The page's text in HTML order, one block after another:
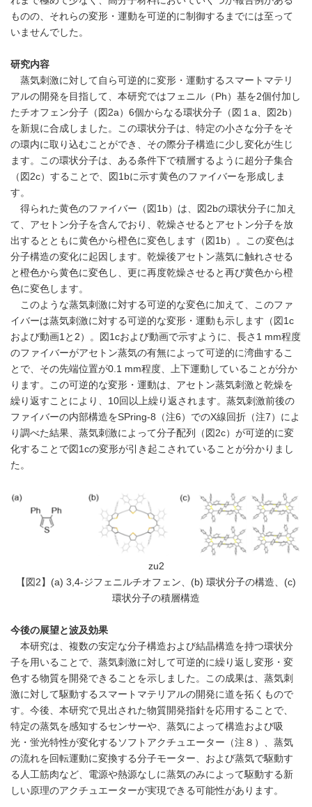
ものの、それらの変形・運動を可逆的に制御するまでには至って
いませんでした。
研究内容
蒸気刺激に対して自ら可逆的に変形・運動するスマートマテリ
アルの開発を目指して、本研究ではフェニル（Ph）基を2個付加し
たチオフェン分子（図2a）6個からなる環状分子（図１a、図2b）
を新規に合成しました。この環状分子は、特定の小さな分子をそ
の環内に取り込むことができ、その際分子構造に少し変化が生じ
ます。この環状分子は、ある条件下で積層するように超分子集合
（図2c）することで、図1bに示す黄色のファイバーを形成しま
す。
得られた黄色のファイバー（図1b）は、図2bの環状分子に加え
て、アセトン分子を含んでおり、乾燥させるとアセトン分子を放
出するとともに黄色から橙色に変色します（図1b）。この変色は
分子構造の変化に起因します。乾燥後アセトン蒸気に触れさせる
と橙色から黄色に変色し、更に再度乾燥させると再び黄色から橙
色に変色します。
このような蒸気刺激に対する可逆的な変色に加えて、このファ
イバーは蒸気刺激に対する可逆的な変形・運動も示します（図1c
および動画1と2）。図1cおよび動画で示すように、長さ1 mm程度
のファイバーがアセトン蒸気の有無によって可逆的に湾曲するこ
とで、その先端位置が0.1 mm程度、上下運動していることが分か
ります。この可逆的な変形・運動は、アセトン蒸気刺激と乾燥を
繰り返すことにより、10回以上繰り返されます。蒸気刺激前後の
ファイバーの内部構造をSPring-8（注6）でのX線回折（注7）によ
り調べた結果、蒸気刺激によって分子配列（図2c）が可逆的に変
化することで図1cの変形が引き起こされていることが分かりまし
た。
zu2
【図2】(a) 3,4-ジフェニルチオフェン、(b) 環状分子の構造、(c)
環状分子の積層構造
今後の展望と波及効果
本研究は、複数の安定な分子構造および結晶構造を持つ環状分
子を用いることで、蒸気刺激に対して可逆的に繰り返し変形・変
色する物質を開発できることを示しました。この成果は、蒸気刺
激に対して駆動するスマートマテリアルの開発に道を拓くもので
す。今後、本研究で見出された物質開発指針を応用することで、
特定の蒸気を感知するセンサーや、蒸気によって構造および吸
光・蛍光特性が変化するソフトアクチュエーター（注８）、蒸気
の流れを回転運動に変換する分子モーター、および蒸気で駆動す
る人工筋肉など、電源や熱源なしに蒸気のみによって駆動する新
しい原理のアクチュエーターが実現できる可能性があります。